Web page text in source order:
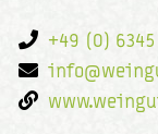
+49 (0)